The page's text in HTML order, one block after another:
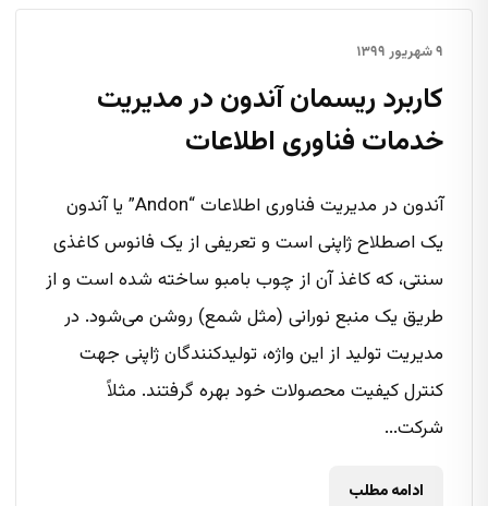
۹ شهریور ۱۳۹۹
کاربرد ریسمان آندون در مدیریت
خدمات فناوری اطلاعات
آندون در مدیریت فناوری اطلاعات “Andon” یا آندون
یک اصطلاح ژاپنی است و تعریفی از یک فانوس کاغذی
سنتی، که کاغذ آن از چوب بامبو ساخته شده است و از
طریق یک منبع نورانی (مثل شمع) روشن می‌شود. در
مدیریت تولید از این واژه، تولیدکنندگان ژاپنی جهت
کنترل کیفیت محصولات خود بهره گرفتند. مثلاً
شرکت...
ادامه مطلب